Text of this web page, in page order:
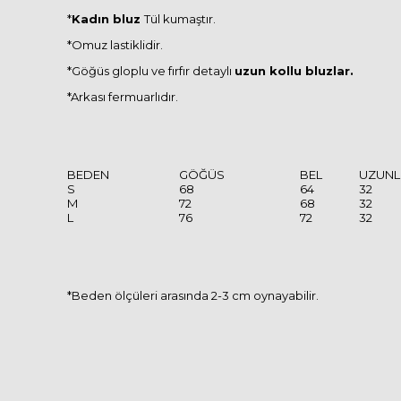
*Kadın bluzTül kumaştır.
*Omuz lastiklidir.
*Göğüs gloplu ve fırfır detaylı uzun kollu bluzlar.
*Arkası fermuarlıdır.
BEDEN GÖĞÜS BEL
S
68 64
32
M
72 68
32
L
76 72 32
*Beden ölçüleri arasında 2-3 cm oynayabilir.